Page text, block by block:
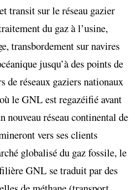
transit sur le réseau gazier
du gaz à l’usine,
transbordement sur navires
jusqu’à des points de
de réseaux gaziers nationaux
le GNL est regazéifié avant
nouveau réseau continental de
vers ses clients
globalisé du gaz fossile, le
GNL se traduit par des